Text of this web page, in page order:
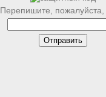
Перепишите, пожалуйста,